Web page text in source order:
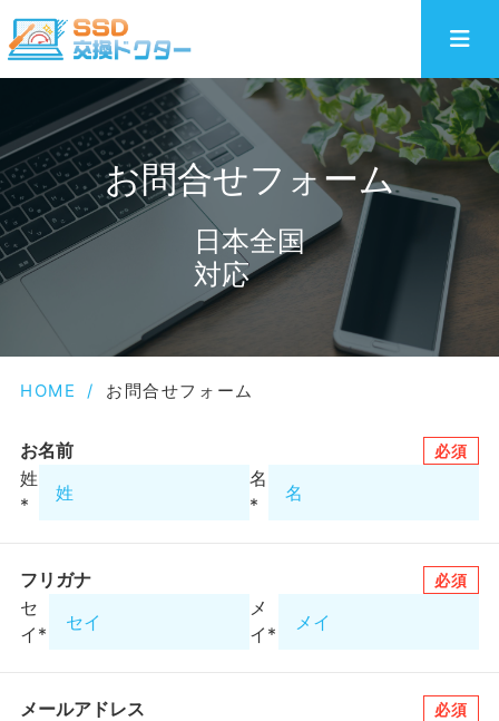
お問合せフォーム
日本全国
対応
HOME / お問合せフォーム
お名前 必須
姓
*
名
*
フリガナ 必須
セ
イ *
メ
イ *
メールアドレス 必須